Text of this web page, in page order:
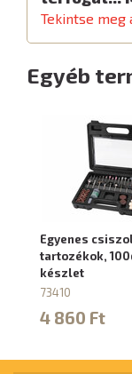
Tekintse meg
Egyéb
Egyenes
tartozékok,
készlet
73410
4 860 Ft